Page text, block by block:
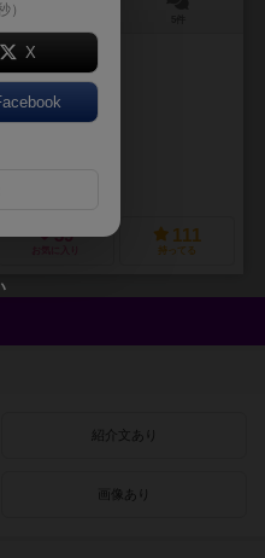
集者を募集中
）
）
Spiele）
39 111
持ってる
紹介文あり
画像あり
）
X